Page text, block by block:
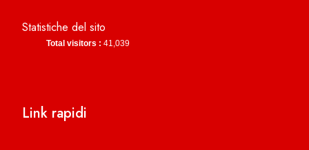
Statistiche del sito
Total visitors : 41,039
Link rapidi